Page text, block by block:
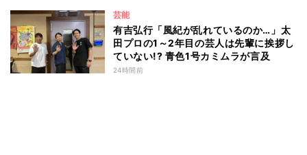
芸能
有吉弘行「風紀が乱れているのか…」太
田プロの1～2年目の芸人は先輩に挨拶し
ていない!? 青色1号カミムラが言及
24時間前